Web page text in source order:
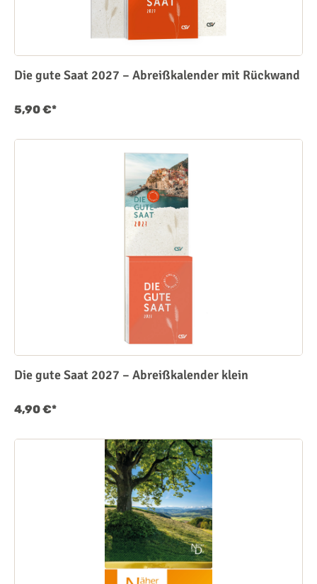
Die gute Saat 2027 – Abreißkalender mit Rückwand
5,90 €*
Die gute Saat 2027 – Abreißkalender klein
4,90 €*